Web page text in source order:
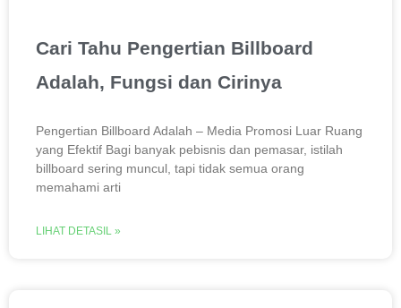
Cari Tahu Pengertian Billboard
Adalah, Fungsi dan Cirinya
Pengertian Billboard Adalah – Media Promosi Luar Ruang
yang Efektif Bagi banyak pebisnis dan pemasar, istilah
billboard sering muncul, tapi tidak semua orang
memahami arti
LIHAT DETASIL »